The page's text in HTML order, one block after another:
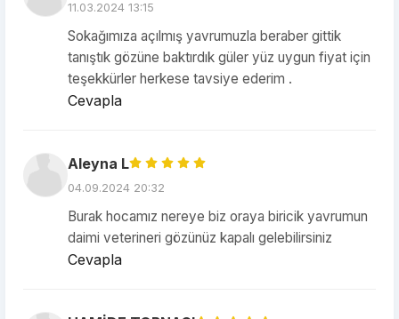
11.03.2024 13:15
Sokağımıza açılmış yavrumuzla beraber gittik
tanıştık gözüne baktırdık güler yüz uygun fiyat için
teşekkürler herkese tavsiye ederim .
Cevapla
Aleyna L
04.09.2024 20:32
Burak hocamız nereye biz oraya biricik yavrumun
daimi veterineri gözünüz kapalı gelebilirsiniz
Cevapla